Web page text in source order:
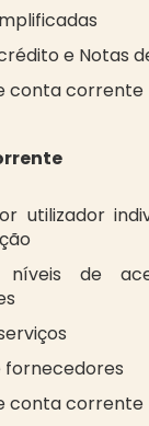
e Notas
conta corrente
utilizador
níveis de
fornecedores
conta corrente